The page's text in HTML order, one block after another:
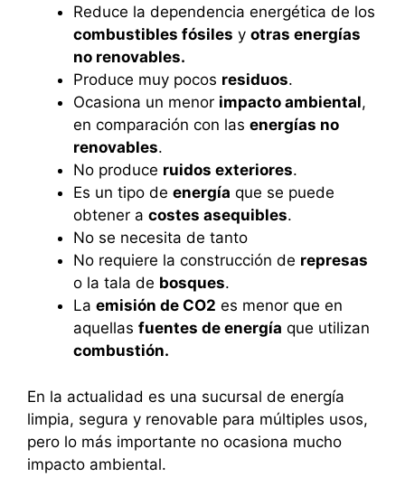
Reduce la dependencia energética de los
combustibles fósiles y otras energías
no renovables.
Produce muy pocos residuos.
Ocasiona un menor impacto ambiental,
en comparación con las energías no
renovables.
No produce ruidos exteriores.
Es un tipo de energía que se puede
obtener a costes asequibles.
No se necesita de tanto
No requiere la construcción de represas
o la tala de bosques.
La emisión de CO2 es menor que en
aquellas fuentes de energía que utilizan
combustión.
En la actualidad es una sucursal de energía
limpia, segura y renovable para múltiples usos,
pero lo más importante no ocasiona mucho
impacto ambiental.